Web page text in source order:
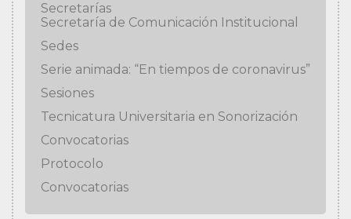
Secretarías
Secretaría de Comunicación Institucional
Sedes
Serie animada: “En tiempos de coronavirus”
Sesiones
Tecnicatura Universitaria en Sonorización
Convocatorias
Protocolo
Convocatorias